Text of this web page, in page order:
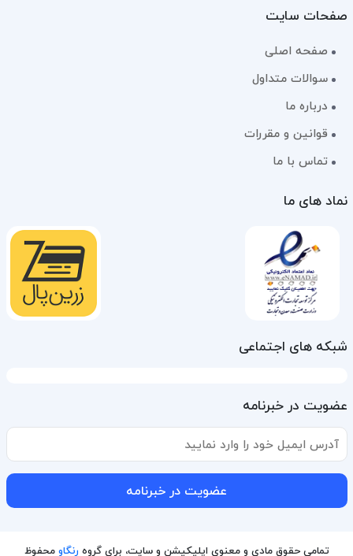
صفحات سایت
صفحه اصلی
سوالات متداول
درباره ما
قوانین و مقررات
تماس با ما
نماد های ما
شبکه های اجتماعی
عضویت در خبرنامه
عضویت در خبرنامه
تمامی حقوق مادی و معنوی اپلیکیشن و سایت، برای گروه رنگاومحفوظ